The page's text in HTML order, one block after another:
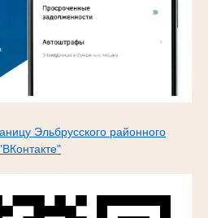
Эльбрусского районного